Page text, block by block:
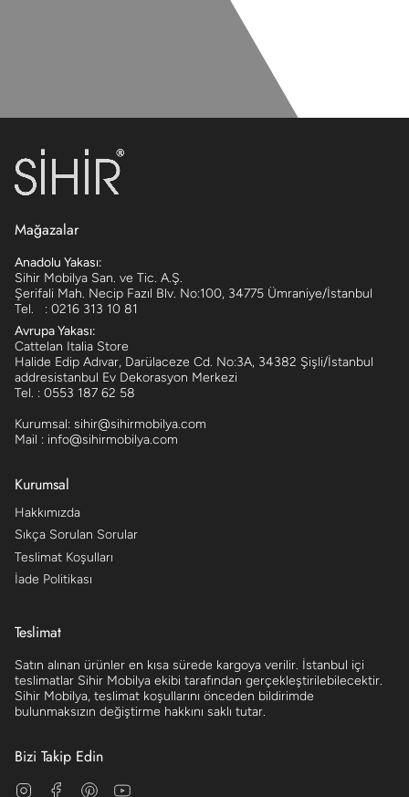
Mağazalar
Anadolu Yakası:
Sihir Mobilya San. ve Tic. A.Ş.
Şerifali Mah. Necip Fazıl Blv. No:100, 34775 Ümraniye/İstanbul
Tel. : 0216 313 10 81
Avrupa Yakası:
Cattelan Italia Store
Halide Edip Adıvar, Darülaceze Cd. No:3A, 34382 Şişli/İstanbul
addresistanbul Ev Dekorasyon Merkezi
Tel. : 0553 187 62 58
Kurumsal: sihir@sihirmobilya.com
Mail : info@sihirmobilya.com
Kurumsal
Hakkımızda
Sıkça Sorulan Sorular
Teslimat Koşulları
İade Politikası
Teslimat
Satın alınan ürünler en kısa sürede kargoya verilir. İstanbul içi
teslimatlar Sihir Mobilya ekibi tarafından gerçekleştirilebilecektir.
Sihir Mobilya, teslimat koşullarını önceden bildirimde
bulunmaksızın değiştirme hakkını saklı tutar.
Bizi Takip Edin
InstagramFacebookPinterest